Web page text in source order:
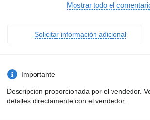
- Nebelscheinwerfer
- Standheizung
- Rollstuhl-Rampe
- Rollstuhl-Platz
- Haltewunsch-Taste
- Innenraum-Kamera
-
Mostrar todo el
Solicitar información adicional
Importante
Descripción proporcionada por el vendedor.
detalles directamente con el vendedor.